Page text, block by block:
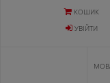
КОШИК
УВIЙТИ